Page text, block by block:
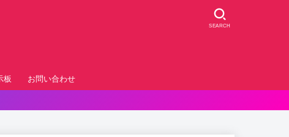
SEARCH
板 お問い合わせ